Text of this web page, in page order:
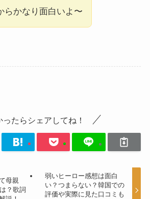
らかなり面白いよ〜
ったらシェアしてね！
母親
？歌詞
弱いヒーロー感想は面白
い？つまらない？韓国での
評価や実際に見た口コミも